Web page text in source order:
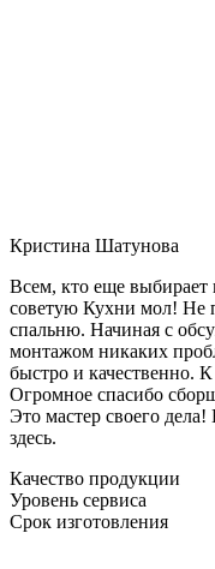
Кристина Шатунова
Всем, кто еще выбирает
советую Кухни мол! Не
спальню. Начиная с
монтажом никаких
быстро и качественно.
Огромное спасибо
Это мастер своего дела!
здесь.
Качество продукции
Уровень сервиса
Срок изготовления